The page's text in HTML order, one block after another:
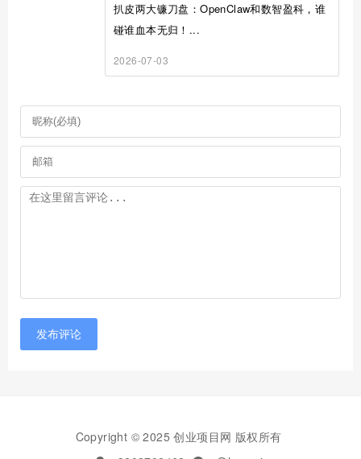
扒皮两大镰刀盘：OpenClaw和数智盈科，谁
碰谁血本无归！...
2026-07-03
发布评论
Copyright © 2025 创业项目网 版权所有